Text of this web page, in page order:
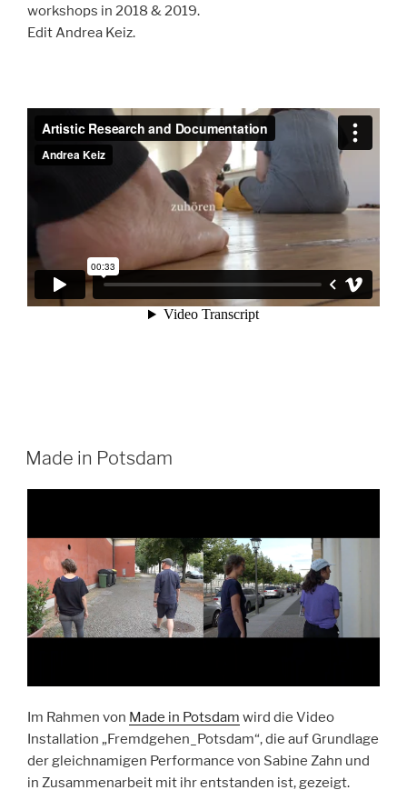
workshops in 2018 & 2019.
Edit Andrea Keiz.
Made in Potsdam
Im Rahmen von Made in Potsdam wird die Video
Installation „Fremdgehen_Potsdam“, die auf Grundlage
der gleichnamigen Performance von Sabine Zahn und
in Zusammenarbeit mit ihr entstanden ist, gezeigt.